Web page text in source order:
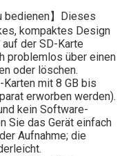
bedienen】Dieses
kompaktes Design
der SD-Karte
problemlos über einen
oder löschen.
mit 8 GB bis
erworben werden).
kein Software-
Sie das Gerät einfach
Aufnahme; die